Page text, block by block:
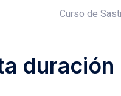
duración